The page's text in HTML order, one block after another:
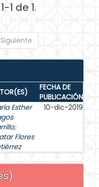
1 de 1.
Siguiente
FECHA DE
PUBLICACIÓN
Esther
;
Flores
10-dic-2019